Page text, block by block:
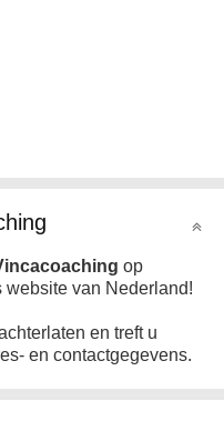
op
website van Nederland!
en treft u
en contactgegevens.